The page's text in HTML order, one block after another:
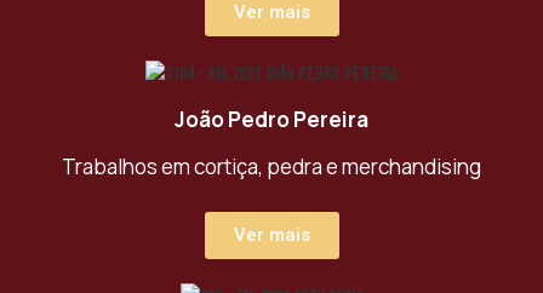
Ver mais
João Pedro Pereira
Trabalhos em cortiça, pedra e merchandising
Ver mais